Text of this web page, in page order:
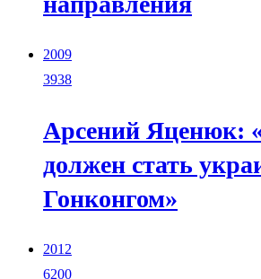
2009
3938
Арсений Яценюк:
должен стать
Гонконгом»
2012
6200